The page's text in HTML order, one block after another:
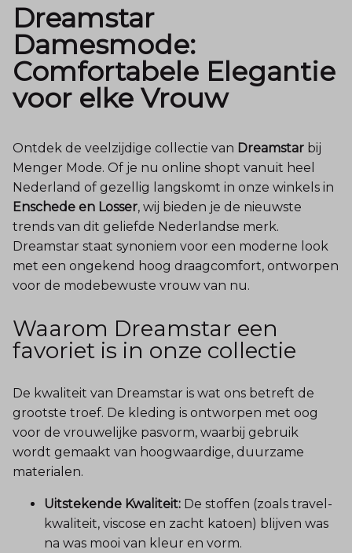
Dreamstar
Damesmode:
Comfortabele Elegantie
voor elke Vrouw
Ontdek de veelzijdige collectie van Dreamstar bij
Menger Mode. Of je nu online shopt vanuit heel
Nederland of gezellig langskomt in onze winkels in
Enschede en Losser, wij bieden je de nieuwste
trends van dit geliefde Nederlandse merk.
Dreamstar staat synoniem voor een moderne look
met een ongekend hoog draagcomfort, ontworpen
voor de modebewuste vrouw van nu.
Waarom Dreamstar een
favoriet is in onze collectie
De kwaliteit van Dreamstar is wat ons betreft de
grootste troef. De kleding is ontworpen met oog
voor de vrouwelijke pasvorm, waarbij gebruik
wordt gemaakt van hoogwaardige, duurzame
materialen.
Uitstekende Kwaliteit: De stoffen (zoals travel-
kwaliteit, viscose en zacht katoen) blijven was
na was mooi van kleur en vorm.